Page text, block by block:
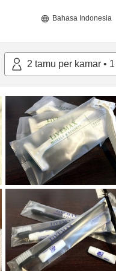
Bahasa Indonesia
2 tamu per kamar • 1